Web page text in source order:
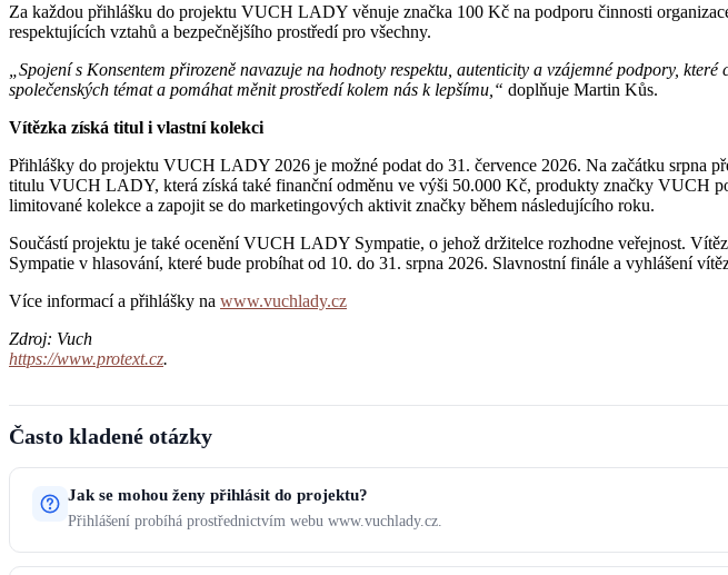
Za každou přihlášku do projektu VUCH LADY věnuje značka 100 Kč na podporu činnosti
respektujících vztahů a bezpečnějšího prostředí pro všechny.
„Spojení s Konsentem přirozeně navazuje na hodnoty respektu, autenticity a vzájemné podpory,
společenských témat a pomáhat měnit prostředí kolem nás k lepšímu,“ doplňuje Martin Kůs.
Vítězka získá titul i vlastní kolekci
Přihlášky do projektu VUCH LADY 2026 je možné podat do 31. července 2026. Na začátku srpna
titulu VUCH LADY, která získá také finanční odměnu ve výši 50.000 Kč, produkty značky VUCH
limitované kolekce a zapojit se do marketingových aktivit značky během následujícího roku.
Součástí projektu je také ocenění VUCH LADY Sympatie, o jehož držitelce rozhodne veřejnost.
Sympatie v hlasování, které bude probíhat od 10. do 31. srpna 2026. Slavnostní finále a vyhlášení
Více informací a přihlášky na www.vuchlady.cz
Zdroj: Vuch
https://www.protext.cz.
Často kladené otázky
Jak se mohou ženy přihlásit do projektu?
Přihlášení probíhá prostřednictvím webu www.vuchlady.cz.